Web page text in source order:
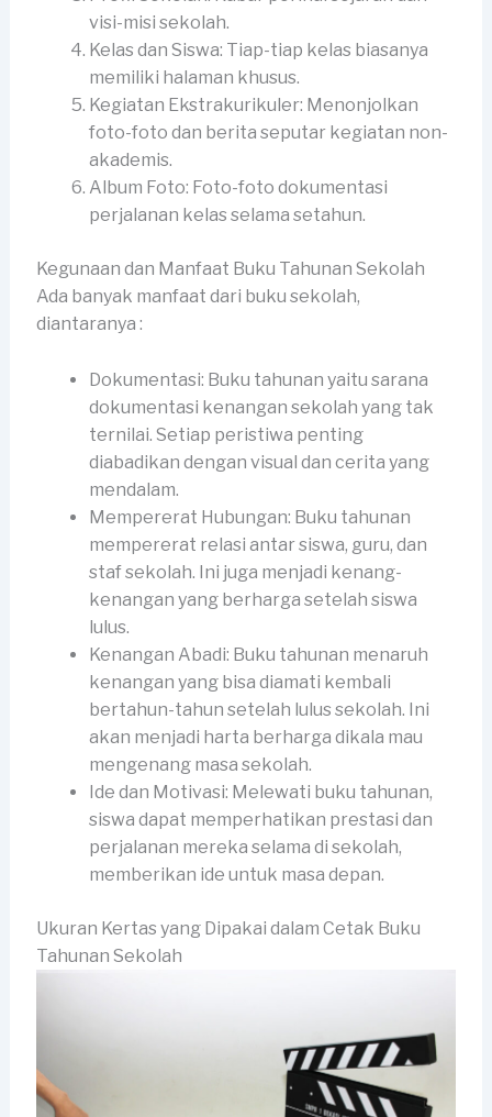
visi-misi sekolah.
Kelas dan Siswa: Tiap-tiap kelas biasanya
memiliki halaman khusus.
Kegiatan Ekstrakurikuler: Menonjolkan
foto-foto dan berita seputar kegiatan non-
akademis.
Album Foto: Foto-foto dokumentasi
perjalanan kelas selama setahun.
Kegunaan dan Manfaat Buku Tahunan Sekolah
Ada banyak manfaat dari buku sekolah,
diantaranya :
Dokumentasi: Buku tahunan yaitu sarana
dokumentasi kenangan sekolah yang tak
ternilai. Setiap peristiwa penting
diabadikan dengan visual dan cerita yang
mendalam.
Mempererat Hubungan: Buku tahunan
mempererat relasi antar siswa, guru, dan
staf sekolah. Ini juga menjadi kenang-
kenangan yang berharga setelah siswa
lulus.
Kenangan Abadi: Buku tahunan menaruh
kenangan yang bisa diamati kembali
bertahun-tahun setelah lulus sekolah. Ini
akan menjadi harta berharga dikala mau
mengenang masa sekolah.
Ide dan Motivasi: Melewati buku tahunan,
siswa dapat memperhatikan prestasi dan
perjalanan mereka selama di sekolah,
memberikan ide untuk masa depan.
Ukuran Kertas yang Dipakai dalam Cetak Buku
Tahunan Sekolah